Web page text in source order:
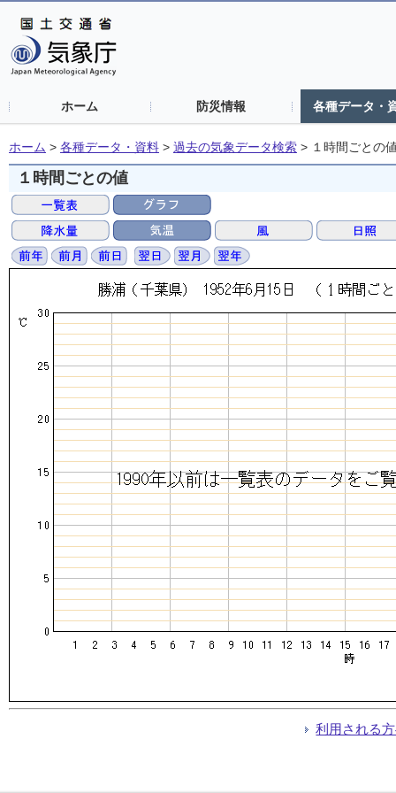
ホーム 防災情報 各種データ・
ホーム > 各種データ・資料 > 過去の気象データ検索 > １時間ごとの
１時間ごとの値
利用される